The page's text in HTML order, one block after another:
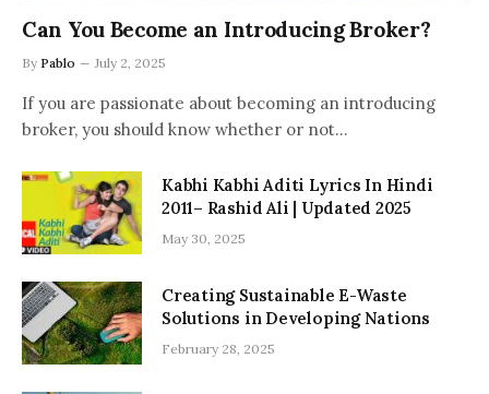
Can You Become an Introducing Broker?
By Pablo July 2, 2025
If you are passionate about becoming an introducing
broker, you should know whether or not…
Kabhi Kabhi Aditi Lyrics In Hindi
2011– Rashid Ali | Updated 2025
May 30, 2025
Creating Sustainable E-Waste
Solutions in Developing Nations
February 28, 2025